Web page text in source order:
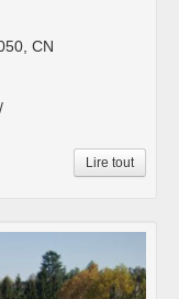
CN
Lire tout